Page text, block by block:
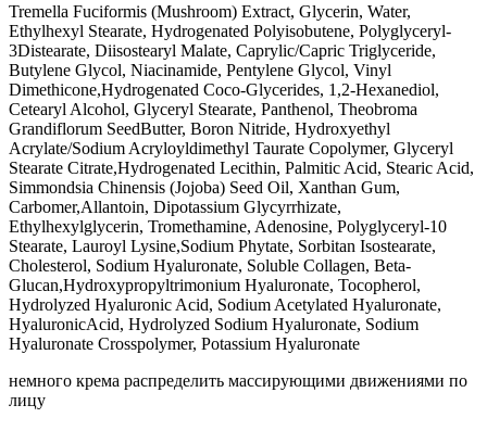
Tremella Fuciformis (Mushroom) Extract, Glycerin, Water,
Ethylhexyl Stearate, Hydrogenated Polyisobutene, Polyglyceryl-
3Distearate, Diisostearyl Malate, Caprylic/Capric Triglyceride,
Butylene Glycol, Niacinamide, Pentylene Glycol, Vinyl
Dimethicone,Hydrogenated Coco-Glycerides, 1,2-Hexanediol,
Cetearyl Alcohol, Glyceryl Stearate, Panthenol, Theobroma
Grandiflorum SeedButter, Boron Nitride, Hydroxyethyl
Acrylate/Sodium Acryloyldimethyl Taurate Copolymer, Glyceryl
Stearate Citrate,Hydrogenated Lecithin, Palmitic Acid, Stearic Acid,
Simmondsia Chinensis (Jojoba) Seed Oil, Xanthan Gum,
Carbomer,Allantoin, Dipotassium Glycyrrhizate,
Ethylhexylglycerin, Tromethamine, Adenosine, Polyglyceryl-10
Stearate, Lauroyl Lysine,Sodium Phytate, Sorbitan Isostearate,
Cholesterol, Sodium Hyaluronate, Soluble Collagen, Beta-
Glucan,Hydroxypropyltrimonium Hyaluronate, Tocopherol,
Hydrolyzed Hyaluronic Acid, Sodium Acetylated Hyaluronate,
HyaluronicAcid, Hydrolyzed Sodium Hyaluronate, Sodium
Hyaluronate Crosspolymer, Potassium Hyaluronate
немного крема распределить массирующими движениями по
лицу